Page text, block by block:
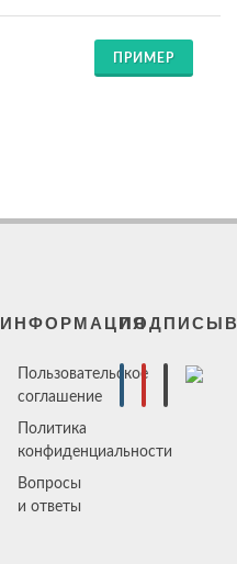
ПРИМЕР
ИНФОРМАЦИЯ
Пользовательское
соглашение
Политика
конфиденциальности
Вопросы
и ответы